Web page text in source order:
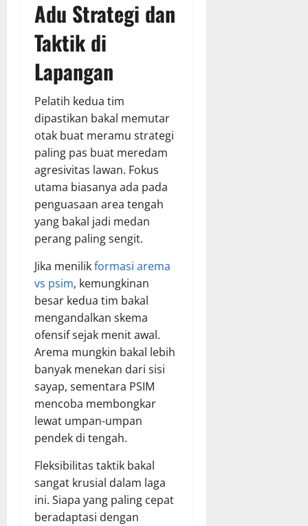
Adu Strategi dan
Taktik di
Lapangan
Pelatih kedua tim
dipastikan bakal memutar
otak buat meramu strategi
paling pas buat meredam
agresivitas lawan. Fokus
utama biasanya ada pada
penguasaan area tengah
yang bakal jadi medan
perang paling sengit.
Jika menilikformasi arema
vs psim, kemungkinan
besar kedua tim bakal
mengandalkan skema
ofensif sejak menit awal.
Arema mungkin bakal lebih
banyak menekan dari sisi
sayap, sementara PSIM
mencoba membongkar
lewat umpan-umpan
pendek di tengah.
Fleksibilitas taktik bakal
sangat krusial dalam laga
ini. Siapa yang paling cepat
beradaptasi dengan